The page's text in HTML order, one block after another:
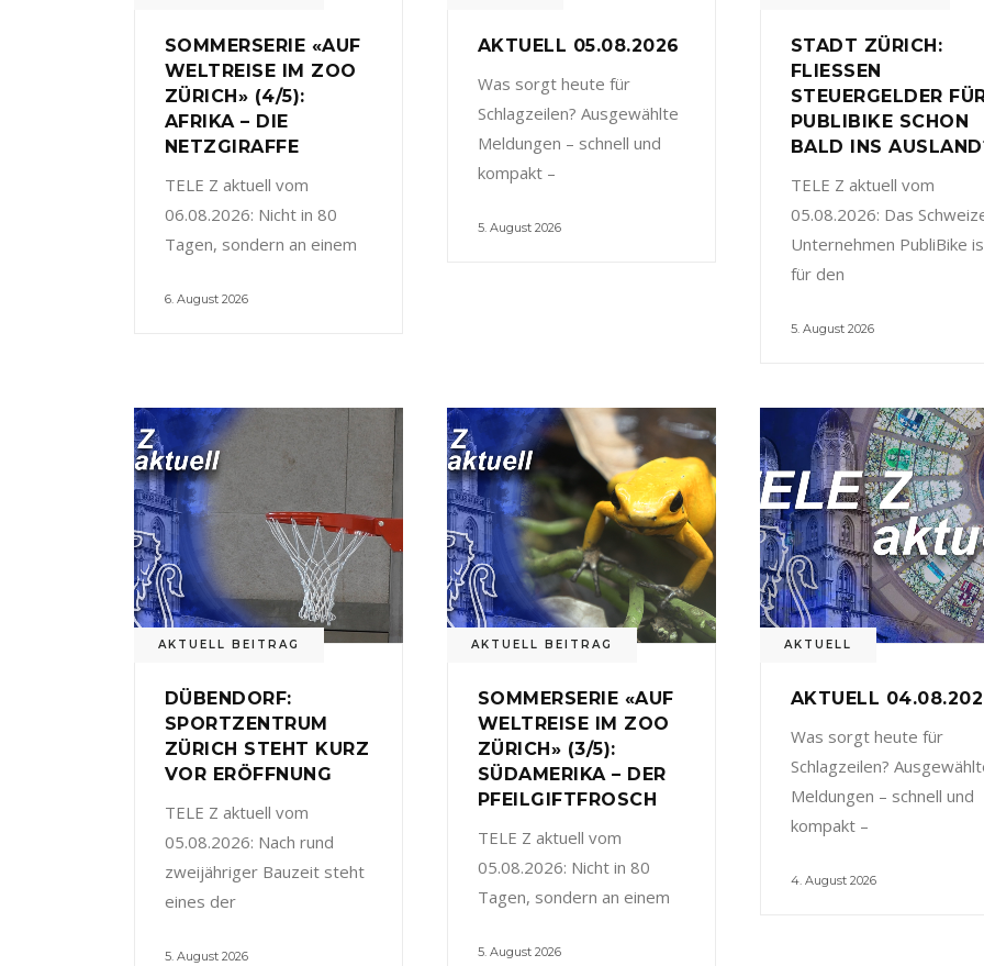
SOMMERSERIE «AUF
WELTREISE IM ZOO
ZÜRICH» (4/5):
AFRIKA – DIE
NETZGIRAFFE
TELE Z aktuell vom
06.08.2026: Nicht in 80
Tagen, sondern an einem
6. August 2026
AKTUELL 05.08.2026
Was sorgt heute für
Schlagzeilen? Ausgewählte
Meldungen – schnell und
kompakt –
5. August 2026
STADT ZÜRICH:
FLIESSEN
STEUERGELDER
PUBLIBIKE SCHON
BALD INS
TELE Z aktuell vom
05.08.2026: Das
Unternehmen PubliBike
für den
5. August 2026
AKTUELL BEITRAG
DÜBENDORF:
SPORTZENTRUM
ZÜRICH STEHT KURZ
VOR ERÖFFNUNG
TELE Z aktuell vom
05.08.2026: Nach rund
zweijähriger Bauzeit steht
eines der
5. August 2026
AKTUELL BEITRAG
SOMMERSERIE «AUF
WELTREISE IM ZOO
ZÜRICH» (3/5):
SÜDAMERIKA – DER
PFEILGIFTFROSCH
TELE Z aktuell vom
05.08.2026: Nicht in 80
Tagen, sondern an einem
5. August 2026
AKTUELL
AKTUELL
Was sorgt heute für
Schlagzeilen?
Meldungen – schnell und
kompakt –
4. August 2026